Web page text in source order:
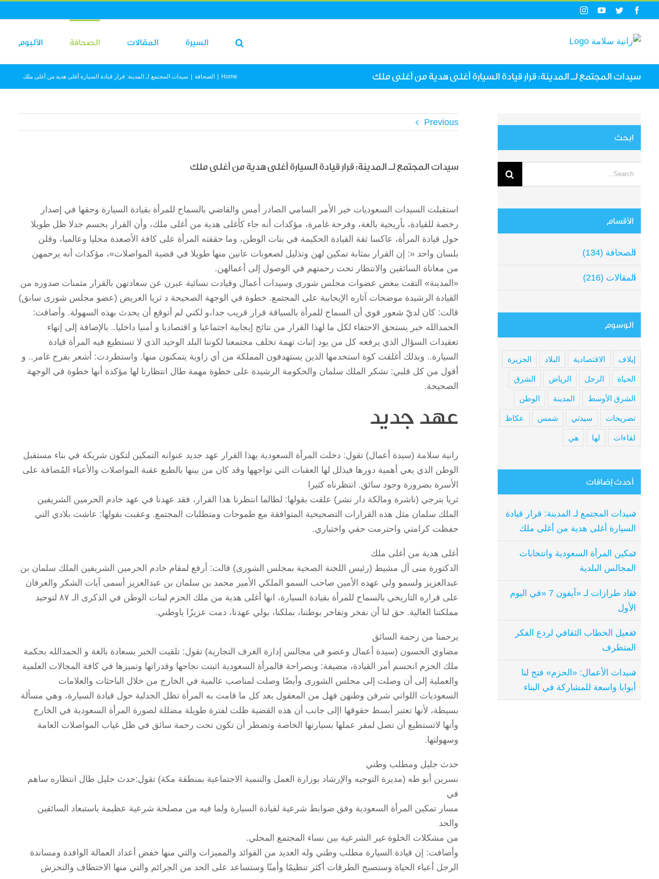
to
content
Facebook
Twitter
YouTube
Instagram
الألبوم الصحافة المقالات السيرة
سيدات المجتمع لـ المدينة: قرار قيادة السيارة أغلى هدية من أغلى ملك Home الصحافة سيدات المجتمع لـ المدينة: قرار قيادة السيارة أغلى هدية من أغلى ملك
Previous
سيدات المجتمع لـ المدينة: قرار قيادة السيارة أغلى هدية من أغلى ملك
Larger
Image
استقبلت السيدات السعوديات خبر الأمر السامي الصادر أمس والقاضي بالسماح للمرأة بقيادة السيارة وحقها في إصدار
رخصة للقيادة، بأريحية بالغة، وفرحة غامرة، مؤكدات أنه جاء كأغلى هدية من أغلى ملك، وأن القرار يحسم جدلا ظل طويلا
حول قيادة المرأة، عاكسا ثقة القيادة الحكيمة في بنات الوطن، وما حققته المرأة على كافة الأصعدة محليا وعالميا، وقلن
بلسان واحد «: إن القرار بمثابة تمكين لهن وتذليل لصعوبات عانين منها طويلا في قضية المواصلات»، مؤكدات أنه يرحمهن
من معاناة السائقين والانتظار تحت رحمتهم في الوصول إلى أعمالهن.
«المدينة» التقت ببعض عضوات مجلس شورى وسيدات أعمال وقيادت نسائية عبرن عن سعادتهن بالقرار مثمنات صدوره من
القيادة الرشيدة موضحات آثاره الإيجابية على المجتمع. خطوة في الوجهة الصحيحة د ثريا العريض (عضو مجلس شورى سابق)
قالت: كان لديّ شعور قوي أن السماح للمرأة بالسياقة قرار قريب جدا،و لكني لم أتوقع أن يحدث بهذه السهولة. وأضافت:
الحمدالله خبر يستحق الاحتفاء لكل ما لهذا القرار من نتائج إيجابية اجتماعيا و اقتصاديا و أمنيا داخليا.. بالإضافة إلى إنهاء
تعقيدات السؤال الذي يرفعه كل من يود إثبات تهمة تخلف مجتمعنا لكوننا البلد الوحيد الذي لا تستطيع فيه المرأة قيادة
السيارة.. وبذلك أغلقت كوة استخدمها الذين يستهدفون المملكة من أي زاوية يتمكنون منها. واستطردت: أشعر بفرح غامر.. و
أقول من كل قلبي: نشكر الملك سلمان والحكومة الرشيدة على خطوة مهمة طال انتظارنا لها مؤكدة أنها خطوة في الوجهة
الصحيحة.
عهد جديد
رانية سلامة (سيدة أعمال) تقول: دخلت المرأة السعودية بهذا القرار عهد جديد عنوانه التمكين لتكون شريكة في بناء مستقبل
الوطن الذي يعي أهمية دورها فيذلل لها العقبات التي تواجهها وقد كان من بينها بالطبع عقبة المواصلات والأعباء المُضافة على
الأسرة بضرورة وجود سائق. انتظرناه كثيرا
ثريا بترجي (ناشرة ومالكة دار نشر) علقت بقولها: لطالما انتظرنا هذا القرار، فقد عهدنا في عهد خادم الحرمين الشريفين
الملك سلمان مثل هذه القرارات التصحيحية المتوافقة مع طموحات ومتطلبات المجتمع. وعقبت بقولها: عاشت بلادي التي
حفظت كرامتي واحترمت حقي واختياري.
أغلى هدية من أغلى ملك
الدكتورة منى آل مشيط (رئيس اللجنة الصحية بمجلس الشورى) قالت: أرفع لمقام خادم الحرمين الشريفين الملك سلمان بن
عبدالعزيز ولسمو ولي عهده الأمين صاحب السمو الملكي الأمير محمد بن سلمان بن عبدالعزيز أسمى آيات الشكر والعرفان
على قراره التاريخي بالسماح للمرأة بقيادة السيارة، انها أغلى هدية من ملك الحزم لبنات الوطن في الذكرى الـ ٨٧ لتوحيد
مملكتنا الغالية. حق لنا أن نفخر ونفاخر بوطننا، بملكنا، بولي عهدنا، دمت عزيزًا ياوطني.
يرحمنا من رحمة السائق
مضاوي الحسون (سيدة أعمال وعضو في مجالس إدارة الغرف التجارية) تقول: تلقيت الخبر بسعادة بالغة و الحمدالله بحكمة
ملك الحزم انحسم أمر القيادة، مضيفة: وبصراحة فالمرأة السعودية اثبتت نجاحها وقدراتها وتميزها في كافة المجالات العلمية
والعملية إلى أن وصلت إلى مجلس الشورى وأيضًا وصلت لمناصب عالمية في الخارج من خلال الباحثات والعلامات
السعوديات اللواتي شرفن وطنهن فهل من المعقول بعد كل ما قامت به المرأة تظل الجدلية حول قيادة السيارة، وهي مسألة
بسيطة، لأنها تعتبر أبسط حقوقها اإلى جانب أن هذه القضية ظلت لفترة طويلة مضللة لصورة المرأة السعودية في الخارج
وأنها لاتستطيع أن تصل لمقر عملها بسيارتها الخاصة وتضطر أن تكون تحت رحمة سائق في ظل غياب المواصلات العامة
وسهولتها.
حدث جليل ومطلب وطني
نسرين أبو طه (مديرة التوجيه والإرشاد بوزارة العمل والتنمية الاجتماعية بمنطقة مكة) تقول:حدث جليل طال انتظاره ساهم
في
مسار تمكين المرأة السعودية وفق ضوابط شرعية لقيادة السيارة ولما فيه من مصلحة شرعية عظيمة باستبعاد السائقين
والحد
من مشكلات الخلوة غير الشرعية بين نساء المجتمع المحلي.
وأضافت: إن قيادة السيارة مطلب وطني وله العديد من الفوائد والمميزات والتي منها خفض أعداد العمالة الوافدة ومساندة
الرجل أعباء الحياة وستصبح الطرقات أكثر تنظيمًا وأمنًا وستساعد على الحد من الجرائم والتي منها الاختطاف والتحرش
ابحث
الأقسام
الصحافة (134)
المقالات (216)
الوسوم
إيلاف الاقتصادية البلاد الجزيرة
الحياة الرجل الرياض الشرق
الشرق الأوسط المدينة الوطن
تصريحات سيدتي شمس عكاظ
لقاءات لها هي
أحدث إضافات
سيدات المجتمع لـ المدينة: قرار قيادة
السيارة أغلى هدية من أغلى ملك
تمكين المرأة السعودية وانتخابات
المجالس البلدية
نفاد طرازات لـ «آيفون 7 «في اليوم
الأول
تفعيل الخطاب الثقافي لردع الفكر
المتطرف
سيدات الأعمال: «الحزم» فتح لنا
أبوابا واسعة للمشاركة في البناء